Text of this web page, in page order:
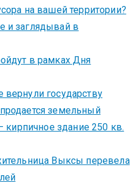
на вашей территории?
и заглядывай в
в рамках Дня
государству
земельный
кирпичное здание 250 кв.
Выксы перевела